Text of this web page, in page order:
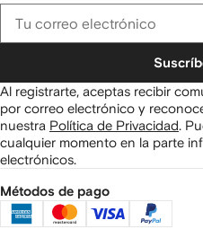
Al registrarte, aceptas recibir
por correo electrónico y
nuestra Política de Privacidad.
cualquier momento en la parte
electrónicos.
Métodos de pago